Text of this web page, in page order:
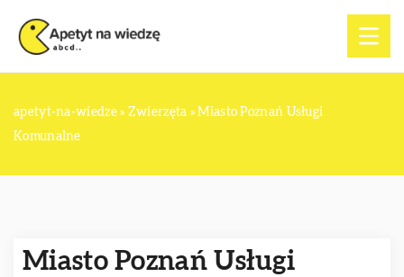
apetyt-na-wiedze» Zwierzęta »Miasto Poznań Usługi
Komunalne
Miasto Poznań Usługi